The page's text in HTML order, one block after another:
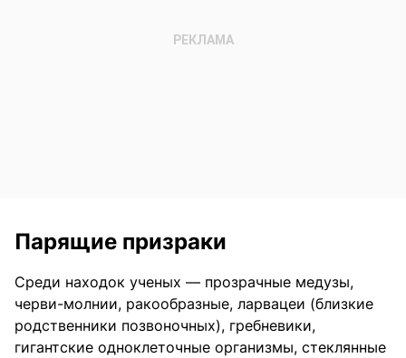
Парящие призраки
Среди находок ученых — прозрачные медузы,
черви-молнии, ракообразные, ларвацеи (близкие
родственники позвоночных), гребневики,
гигантские одноклеточные организмы, стеклянные